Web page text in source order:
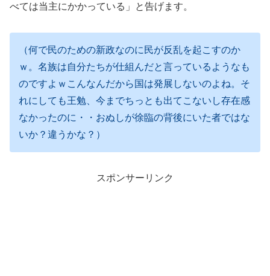
べては当主にかかっている」と告げます。
（何で民のための新政なのに民が反乱を起こすのか
ｗ。名族は自分たちが仕組んだと言っているようなも
のですよｗこんなんだから国は発展しないのよね。そ
れにしても王勉、今までちっとも出てこないし存在感
なかったのに・・おぬしが徐臨の背後にいた者ではな
いか？違うかな？）
スポンサーリンク